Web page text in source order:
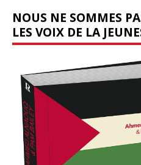
NOUS NE SOMMES
LES VOIX DE LA